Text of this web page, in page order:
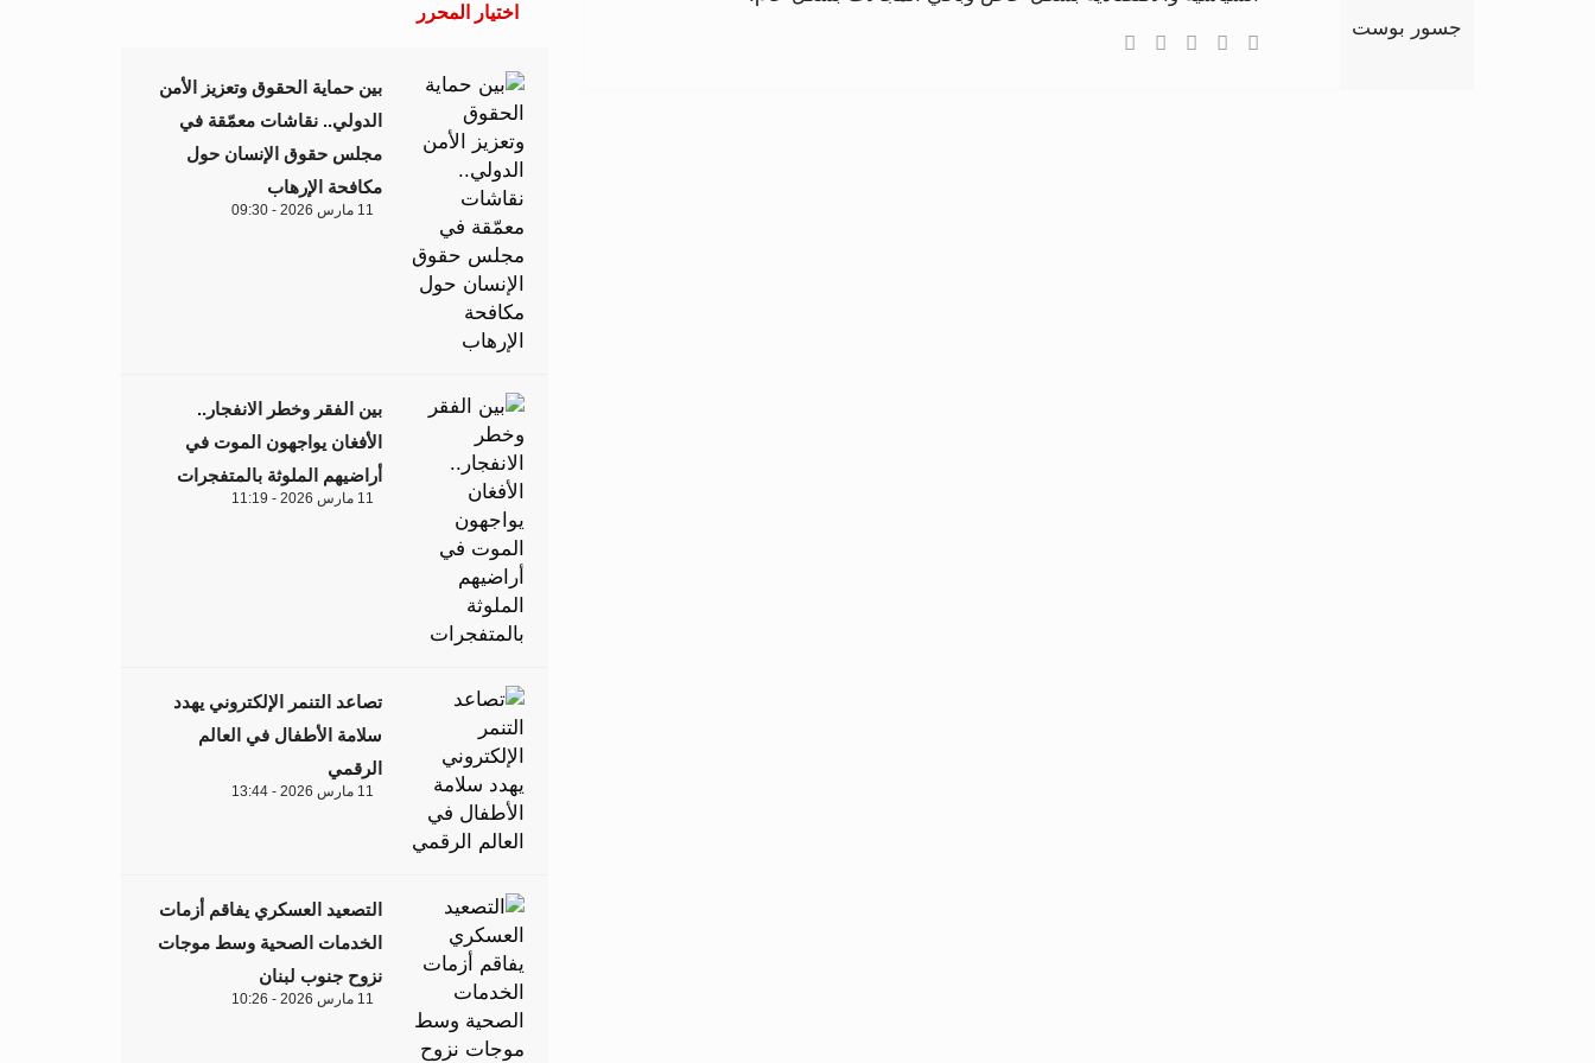
جسور بوست
اختيار المحرر
بين حماية الحقوق وتعزيز الأمن
الدولي.. نقاشات معمّقة في
مجلس حقوق الإنسان حول
مكافحة الإرهاب
11 مارس 2026 - 09:30
بين الفقر وخطر الانفجار..
الأفغان يواجهون الموت في
أراضيهم الملوثة بالمتفجرات
11 مارس 2026 - 11:19
تصاعد التنمر الإلكتروني يهدد
سلامة الأطفال في العالم
الرقمي
11 مارس 2026 - 13:44
التصعيد العسكري يفاقم أزمات
الخدمات الصحية وسط موجات
نزوح جنوب لبنان
11 مارس 2026 - 10:26